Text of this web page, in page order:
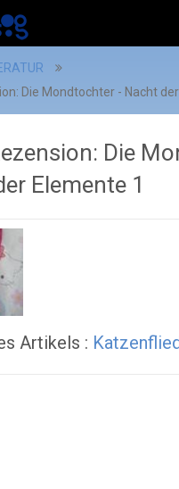
Die Mondtochter - Nacht
Die
Elemente 1
Artikels :